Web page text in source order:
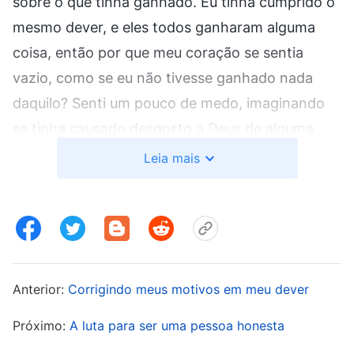
mesmo dever, e eles todos ganharam alguma
coisa, então por que meu coração se sentia
vazio, como se eu não tivesse ganhado nada
daquilo? Senti um pouco de medo, imaginando
se tinha causado desgosto a Deus de alguma
forma. Depois daquilo, comecei a buscar e orar a
de Deus: “As pessoas sempre dizem que Deus
Espírito Santo, por que nunca podem obter
Leia mais
Anterior: Corrigindo meus motivos em meu dever
Próximo: A luta para ser uma pessoa honesta